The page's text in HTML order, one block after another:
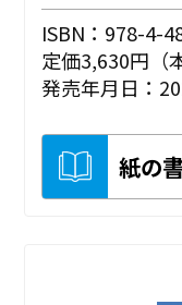
ISBN：978-4-
定価3,630円（
発売年月日：
紙の